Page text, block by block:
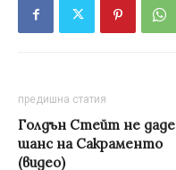
предишна статия
Голдън Стейт не даде
шанс на Сакраменто
(видео)